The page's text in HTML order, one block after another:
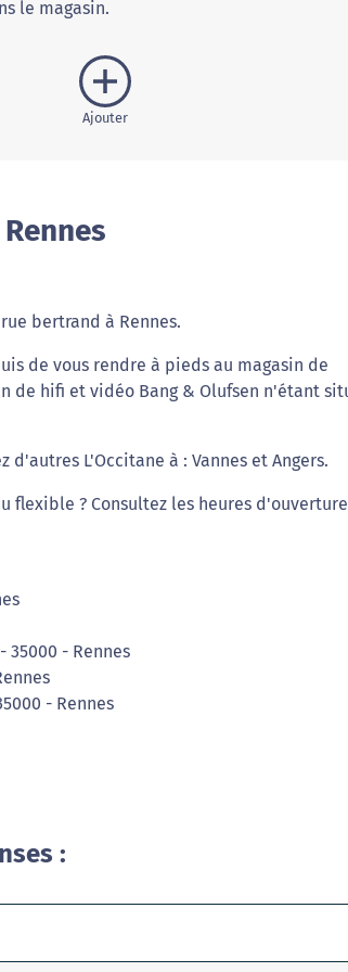
le magasin.
Ajouter
bertrand à Rennes.
de vous rendre à pieds au magasin de
de hifi et vidéo Bang & Olufsen n'étant
L'Occitane à : Vannes et Angers.
flexible ? Consultez les heures
35000 - Rennes
- Rennes
: